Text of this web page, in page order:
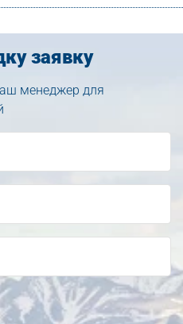
заявку
менеджер для